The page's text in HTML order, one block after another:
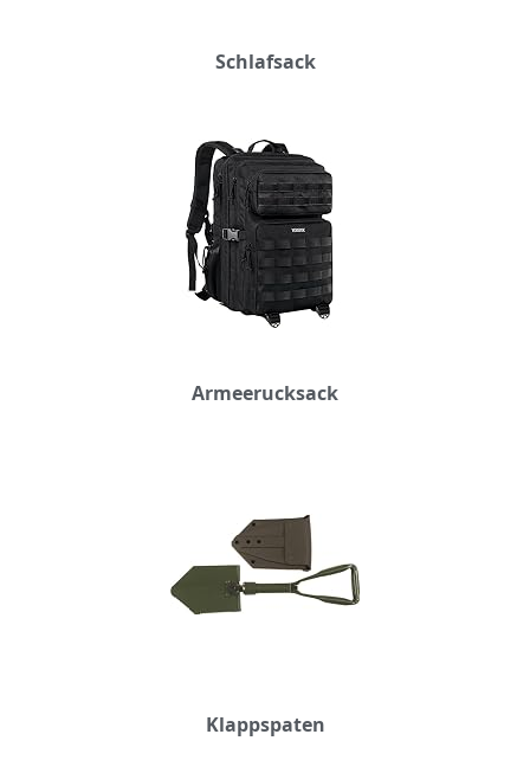
Schlafsack
Armeerucksack
Klappspaten